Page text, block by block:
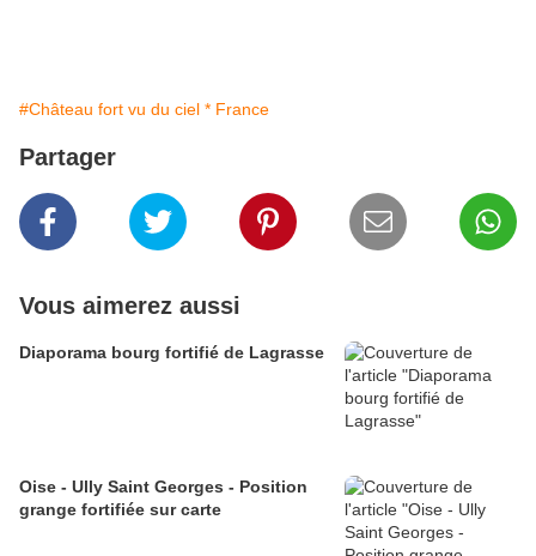
#Château fort vu du ciel * France
Partager
Vous aimerez aussi
Diaporama bourg fortifié de Lagrasse
Oise - Ully Saint Georges - Position
grange fortifiée sur carte